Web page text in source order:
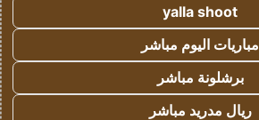
yalla shoot
مباريات اليوم مباشر
برشلونة مباشر
ريال مدريد مباشر